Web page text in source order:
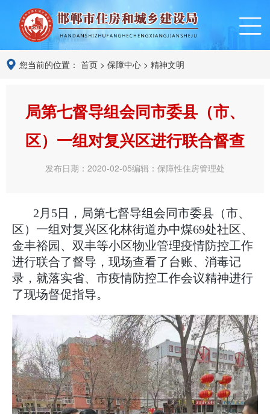
您当前的位置： 首页 > 保障中心 > 精神文明
局第七督导组会同市委县（市、
区）一组对复兴区进行联合督查
发布日期：2020-02-05编辑：保障性住房管理处
2月5日，局第七督导组会同市委县（市、
区）一组对复兴区化林街道办中煤69处社区、
金丰裕园、双丰等小区物业管理疫情防控工作
进行联合了督导，现场查看了台账、消毒记
录，就落实省、市疫情防控工作会议精神进行
了现场督促指导。